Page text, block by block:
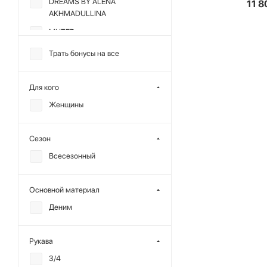
11
AKHMADULLINA
MUTED
Трать бонусы на все
Для кого
Женщины
Сезон
Всесезонный
Основной материал
Деним
Рукава
3/4